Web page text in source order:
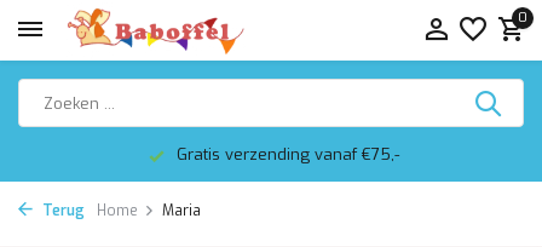
0
Gratis verzending vanaf €75,-
Terug Home Maria